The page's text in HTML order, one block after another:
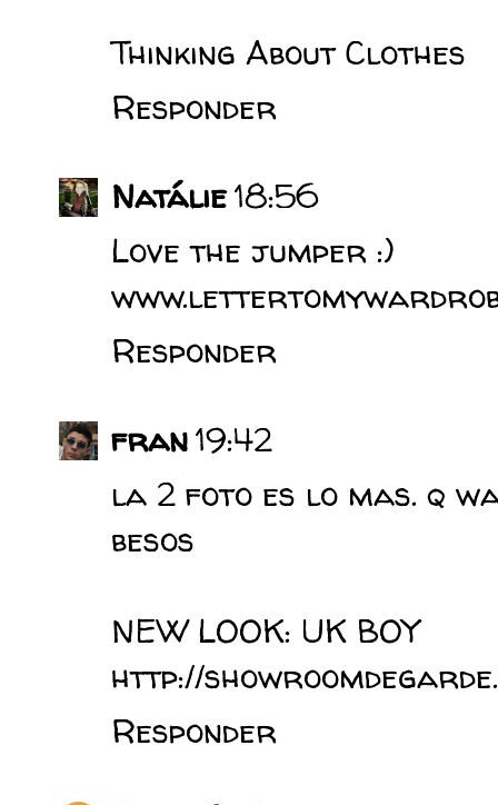
Thinking About Clothes
Responder
Natálie18:56
Love the jumper :)
Responder
fran19:42
la 2 foto es lo mas. q
besos
NEW LOOK: UK BOY
http://
Responder